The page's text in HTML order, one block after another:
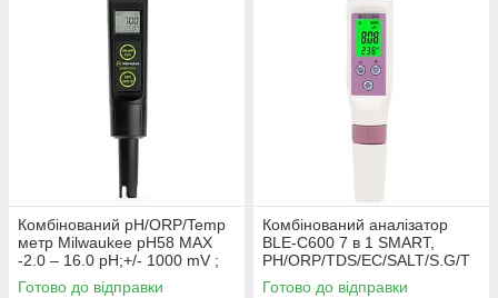
Комбінований pH/ORP/Temp
метр Milwaukee pH58 MAX
-2.0 – 16.0 pH;+/- 1000 mV ;
-5 to 60°C,авт.кал., Угорщина
Готово до відправки
Комбінований аналізатор
BLE-C600 7 в 1 SMART,
РН/ORP/TDS/EC/SALT/S.G/T
з bluetooth. Китай
Готово до відправки